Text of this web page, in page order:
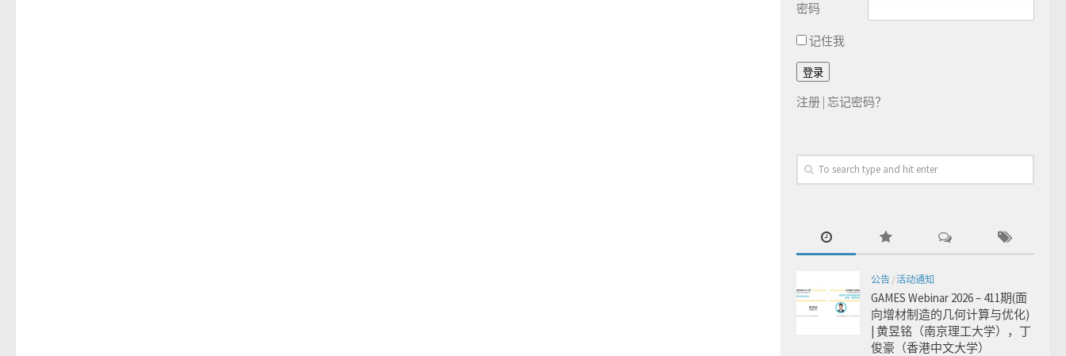
密码
记住我
注册 | 忘记密码？
公告 /活动通知
GAMES Webinar 2026 – 411期(面
向增材制造的几何计算与优化)
| 黄昱铭（南京理工大学），丁
俊豪（香港中文大学）